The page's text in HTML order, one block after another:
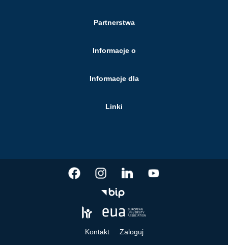
Partnerstwa
Informacje o
Informacje dla
Linki
Kontakt Zaloguj